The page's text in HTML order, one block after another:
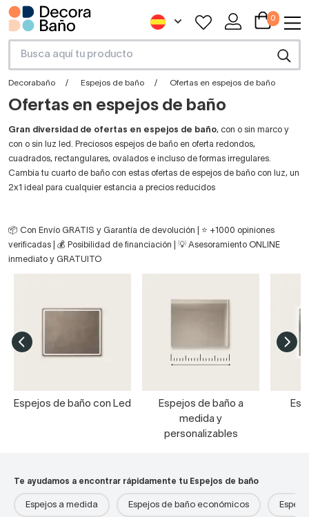
0
Decorabaño Espejos de baño Ofertas en espejos de baño
Ofertas en espejos de baño
Gran diversidad de ofertas en espejos de baño, con o sin marco y
con o sin luz led. Preciosos espejos de baño en oferta redondos,
cuadrados, rectangulares, ovalados e incluso de formas irregulares.
Cambia tu cuarto de baño con estas ofertas de espejos de baño con luz, un
2x1 ideal para cualquier estancia a precios reducidos
📦 Con Envío GRATIS y Garantía de devolución | ⭐ +1000 opiniones
verificadas | 💰 Posibilidad de financiación | 💡 Asesoramiento ONLINE
inmediato y GRATUITO
Espejos de baño con Led
Espejos de baño a
medida y
personalizables
Te ayudamos a encontrar rápidamente tu Espejos de baño
Espejos a medida Espejos de baño económicos